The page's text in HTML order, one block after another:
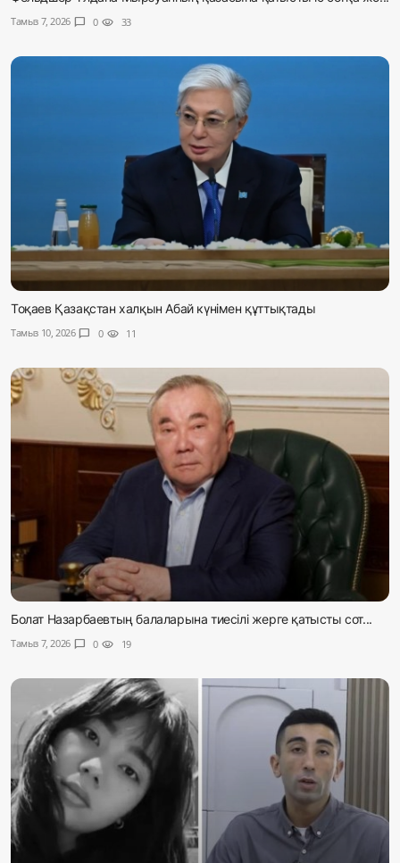
Тамыз 7, 2026 chat_bubble 0 visibility 33
Тоқаев Қазақстан халқын Абай күнімен құттықтады
Тамыз 10, 2026 chat_bubble 0 visibility 11
Болат Назарбаевтың балаларына тиесілі жерге қатысты сот...
Тамыз 7, 2026 chat_bubble 0 visibility 19